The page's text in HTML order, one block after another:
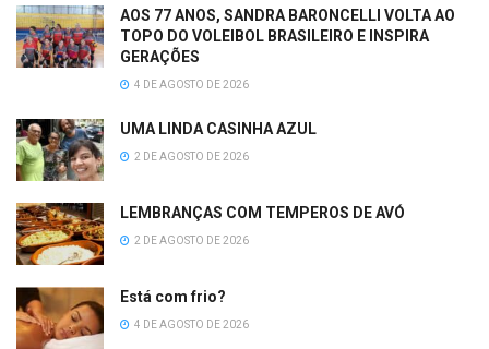
AOS 77 ANOS, SANDRA BARONCELLI VOLTA AO
TOPO DO VOLEIBOL BRASILEIRO E INSPIRA
GERAÇÕES
4 DE AGOSTO DE 2026
UMA LINDA CASINHA AZUL
2 DE AGOSTO DE 2026
LEMBRANÇAS COM TEMPEROS DE AVÓ
2 DE AGOSTO DE 2026
Está com frio?
4 DE AGOSTO DE 2026